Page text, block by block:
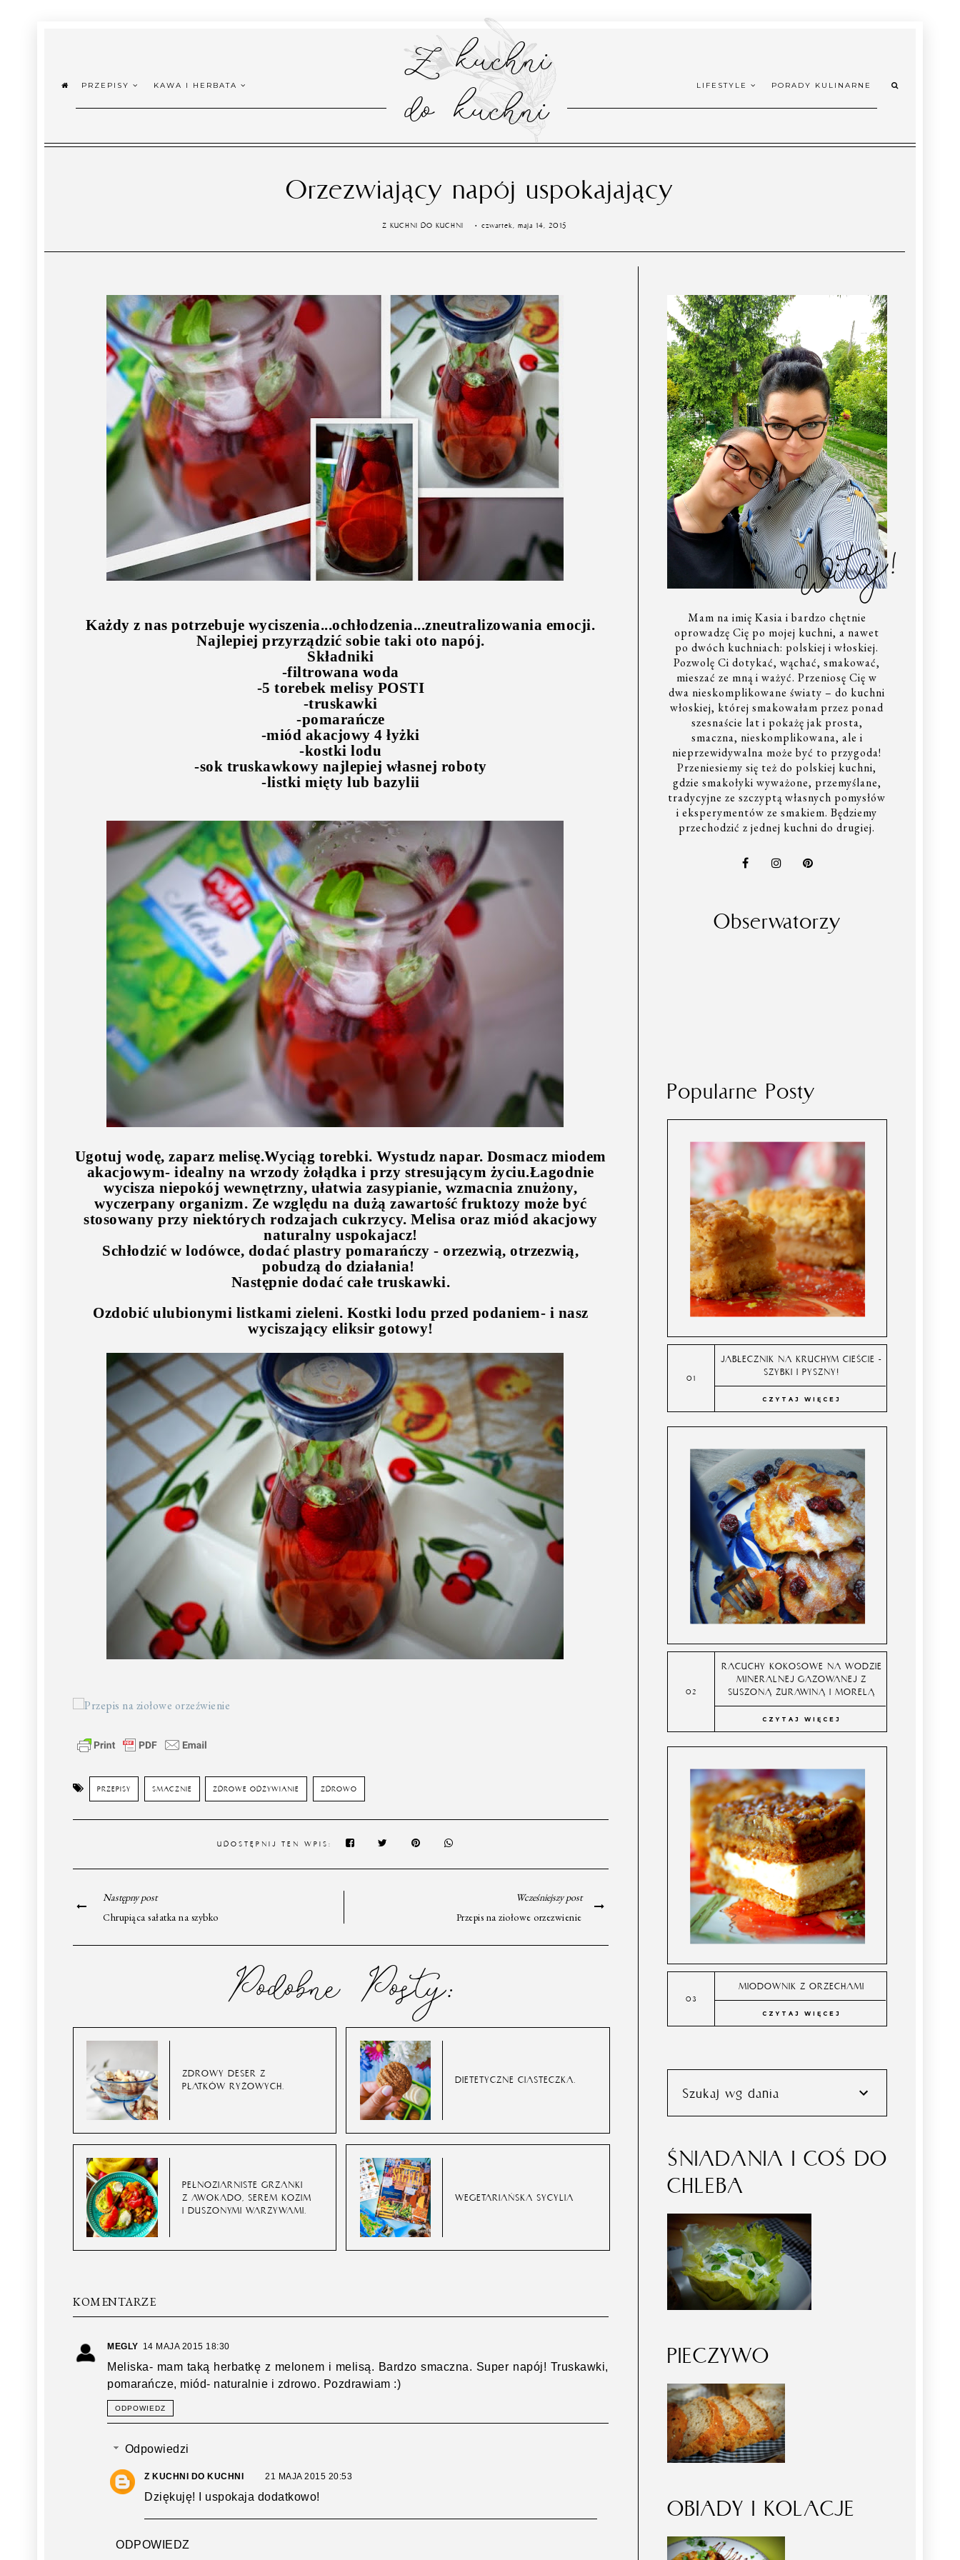
PRZEPISY KAWA I HERBATA
Z kuchni
do kuchni
LIFESTYLE PORADY KULINARNE
Orzezwiający napój uspokajający
Z KUCHNI DO KUCHNI czwartek, maja 14, 2015
Każdy z nas potrzebuje wyciszenia...ochłodzenia...zneutralizowania emocji.
Najlepiej przyrządzić sobie taki oto napój.
Składniki
-filtrowana woda
-5 torebek melisy POSTI
-truskawki
-pomarańcze
-miód akacjowy 4 łyżki
-kostki lodu
-sok truskawkowy najlepiej własnej roboty
-listki mięty lub bazylii
Ugotuj wodę, zaparz melisę.Wyciąg torebki. Wystudz napar. Dosmacz miodem
akacjowym- idealny na wrzody żołądka i przy stresującym życiu.Łagodnie
wycisza niepokój wewnętrzny, ułatwia zasypianie, wzmacnia znużony,
wyczerpany organizm. Ze względu na dużą zawartość fruktozy może być
stosowany przy niektórych rodzajach cukrzycy. Melisa oraz miód akacjowy
naturalny uspokajacz!
Schłodzić w lodówce, dodać plastry pomarańczy - orzezwią, otrzezwią,
pobudzą do działania!
Następnie dodać całe truskawki.
Ozdobić ulubionymi listkami zieleni. Kostki lodu przed podaniem- i nasz
wyciszający eliksir gotowy!
PRZEPISY SMACZNIE ZDROWE ODŻYWIANIE ZDROWO
UDOSTĘPNIJ TEN WPIS:
Następny post
Chrupiąca sałatka na szybko
Wcześniejszy post
Przepis na ziołowe orzezwienie
Podobne Posty:
ZDROWY DESER Z
PŁATKÓW RYŻOWYCH.
DIETETYCZNE CIASTECZKA.
PEŁNOZIARNISTE GRZANKI
Z AWOKADO, SEREM KOZIM
I DUSZONYMI WARZYWAMI.
WEGETARIAŃSKA SYCYLIA
KOMENTARZE
MEGLY 14 MAJA 2015 18:30
Meliska- mam taką herbatkę z melonem i melisą. Bardzo smaczna. Super napój! Truskawki,
pomarańcze, miód- naturalnie i zdrowo. Pozdrawiam :)
ODPOWIEDZ
Odpowiedzi
Z KUCHNI DO KUCHNI 21 MAJA 2015 20:53
Dziękuję! I uspokaja dodatkowo!
ODPOWIEDZ
Witaj!
Mam na imię Kasia i bardzo chętnie
oprowadzę Cię po mojej kuchni, a nawet
po dwóch kuchniach: polskiej i włoskiej.
Pozwolę Ci dotykać, wąchać, smakować,
mieszać ze mną i ważyć. Przeniosę Cię w
dwa nieskomplikowane światy – do kuchni
włoskiej, której smakowałam przez ponad
szesnaście lat i pokażę jak prosta,
smaczna, nieskomplikowana, ale i
nieprzewidywalna może być to przygoda!
Przeniesiemy się też do polskiej kuchni,
gdzie smakołyki wyważone, przemyślane,
tradycyjne ze szczyptą własnych pomysłów
i eksperymentów ze smakiem. Będziemy
przechodzić z jednej kuchni do drugiej.
Obserwatorzy
Popularne Posty
JABŁECZNIK NA KRUCHYM CIEŚCIE -
SZYBKI I PYSZNY!
CZYTAJ WIĘCEJ
RACUCHY KOKOSOWE NA WODZIE
MINERALNEJ GAZOWANEJ Z
SUSZONĄ ŻURAWINĄ I MORELĄ
CZYTAJ WIĘCEJ
MIODOWNIK Z ORZECHAMI
CZYTAJ WIĘCEJ
Szukaj wg dania
ŚNIADANIA I COŚ DO
CHLEBA
PIECZYWO
OBIADY I KOLACJE